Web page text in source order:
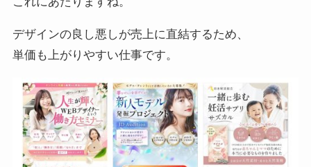
デザインの良し悪しが売上に直結するため、
単価も上がりやすい仕事です。